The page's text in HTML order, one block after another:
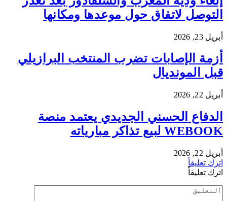
التوصل لاتفاق حول موعدها ومكانها
أبريل 23, 2026
أزمة الإصابات تضرب المنتخب البرازيلي
قبل المونديال
أبريل 22, 2026
الدفاع الحسني الجديدي يعتمد منصة
WEBOOK لبيع تذاكر مبارياته
أبريل 22, 2026
اترك تعليقاً
اترك تعليقاً